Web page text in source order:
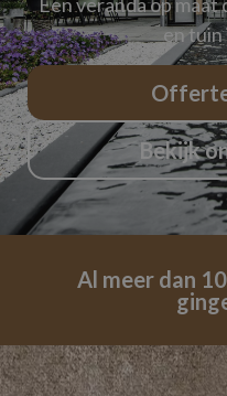
en tuin
Bekijk
Al meer dan